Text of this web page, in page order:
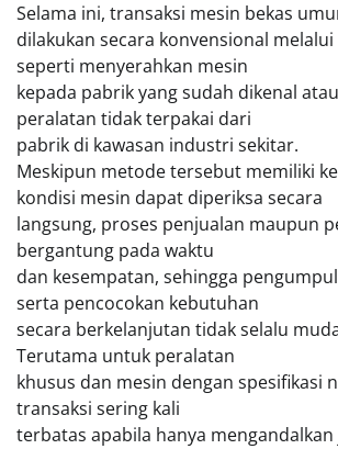
Selama ini, transaksi mesin bekas
dilakukan secara konvensional
seperti menyerahkan mesin
kepada pabrik yang sudah dikenal
peralatan tidak terpakai dari
pabrik di kawasan industri sekitar.
Meskipun metode tersebut memiliki
kondisi mesin dapat diperiksa secara
langsung, proses penjualan maupun
bergantung pada waktu
dan kesempatan, sehingga
serta pencocokan kebutuhan
secara berkelanjutan tidak selalu
Terutama untuk peralatan
khusus dan mesin dengan spesifikasi
transaksi sering kali
terbatas apabila hanya